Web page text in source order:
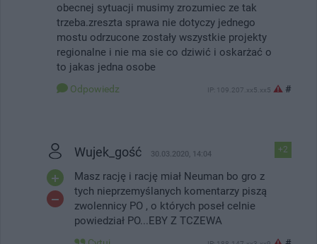
obecnej sytuacji musimy zrozumiec ze tak
trzeba.zreszta sprawa nie dotyczy jednego
mostu odrzucone zostały wszystkie projekty
regionalne i nie ma sie co dziwić i oskarżać o
to jakas jedna osobe
Odpowiedz IP: 109.207.xx5.xx5 #
+2
Wujek_gość 30.03.2020, 14:04
Masz rację i rację miał Neuman bo gro z
tych nieprzemyślanych komentarzy piszą
zwolennicy PO , o których poseł celnie
powiedział PO...EBY Z TCZEWA